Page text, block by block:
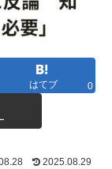
はてブ 0
2025.08.29